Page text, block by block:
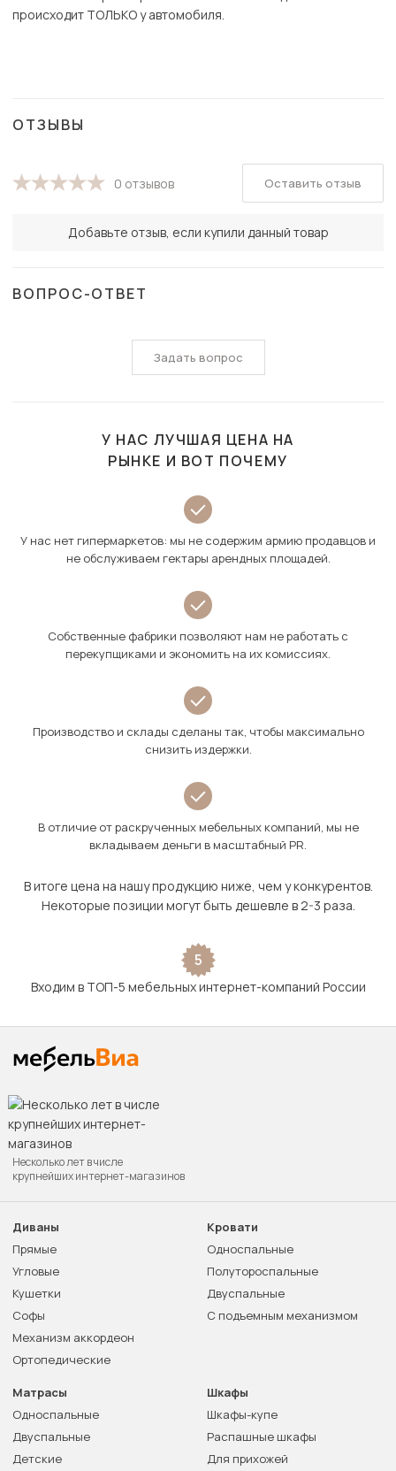
происходит ТОЛЬКО у автомобиля.
ОТЗЫВЫ
0 отзывов
Добавьте отзыв, если купили данный товар
Оставить отзыв
ВОПРОС-ОТВЕТ
Задать вопрос
У НАС ЛУЧШАЯ ЦЕНА НА
РЫНКЕ И ВОТ ПОЧЕМУ
У нас нет гипермаркетов: мы не содержим армию продавцов и
не обслуживаем гектары арендных площадей.
Собственные фабрики позволяют нам не работать с
перекупщиками и экономить на их комиссиях.
Производство и склады сделаны так, чтобы максимально
снизить издержки.
В отличие от раскрученных мебельных компаний, мы не
вкладываем деньги в масштабный PR.
В итоге цена на нашу продукцию ниже, чем у конкурентов.
Некоторые позиции могут быть дешевле в 2-3 раза.
5
Входим в ТОП-5 мебельных интернет-компаний России
Несколько лет в числе
крупнейших интернет-магазинов
Диваны
Прямые
Угловые
Кушетки
Софы
Механизм аккордеон
Ортопедические
Кровати
Односпальные
Полутороспальные
Двуспальные
С подъемным механизмом
Матрасы
Односпальные
Двуспальные
Детские
Шкафы
Шкафы-купе
Распашные шкафы
Для прихожей